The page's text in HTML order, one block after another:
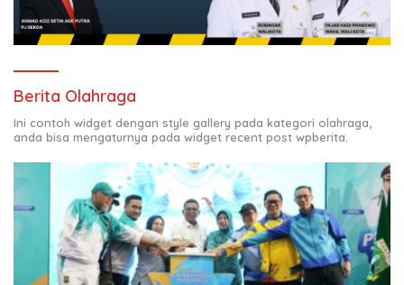
Berita Olahraga
Ini contoh widget dengan style gallery pada kategori olahraga,
anda bisa mengaturnya pada widget recent post wpberita.